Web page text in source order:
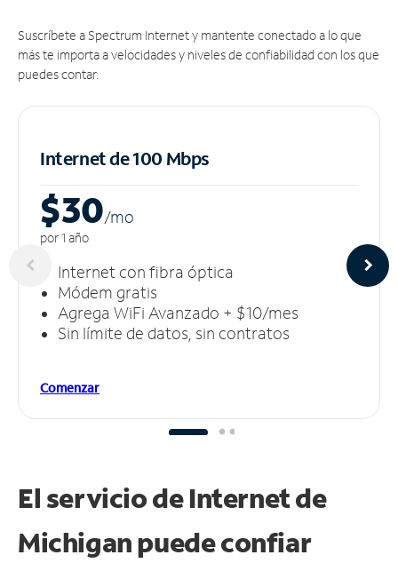
Suscríbete a Spectrum Internet y mantente conectado a lo que
más te importa a velocidades y niveles de confiabilidad con los que
puedes contar.
Internet de 100 Mbps
$30/mo
por 1 año
Internet con fibra óptica
Módem gratis
Agrega WiFi Avanzado + $10/mes
Sin límite de datos, sin contratos
Comenzar
El servicio de Internet de
Michigan puedeconfiar